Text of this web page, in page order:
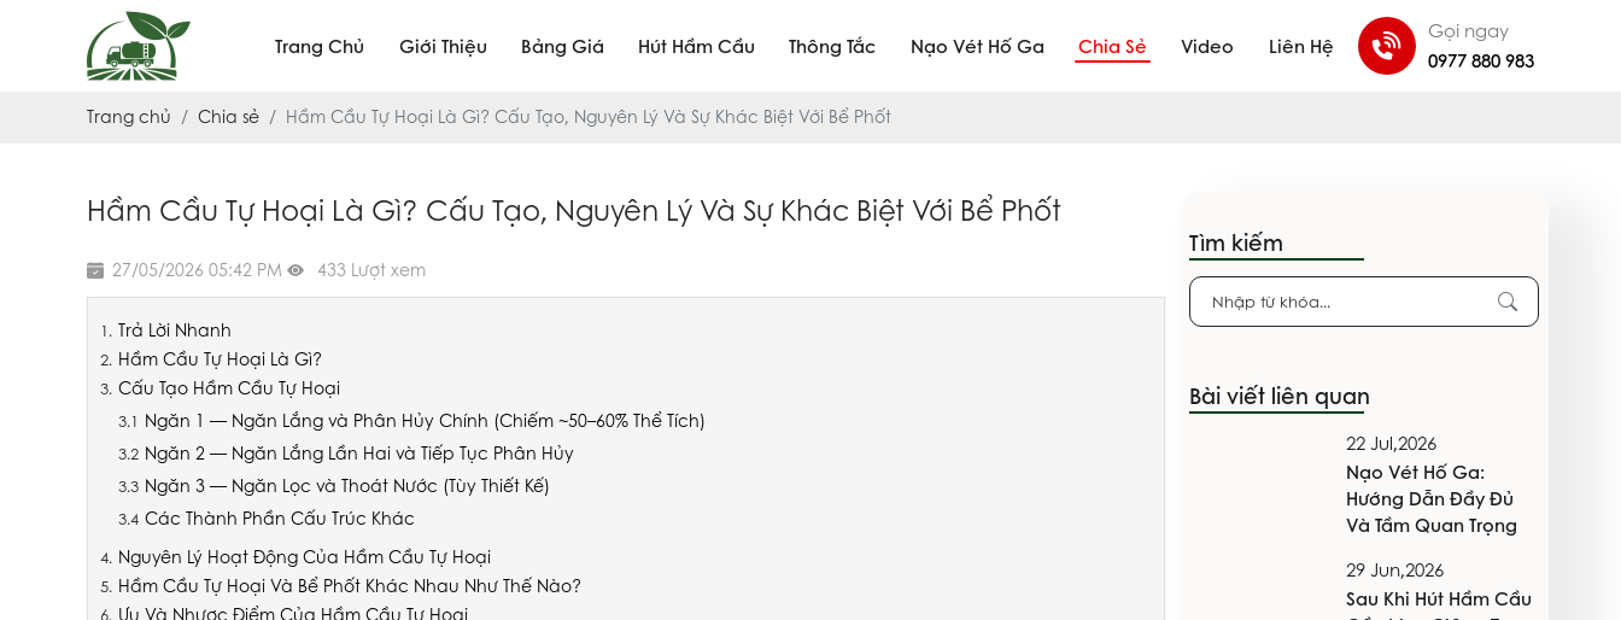
Trang Chủ Giới Thiệu Bảng Giá Hút Hầm Cầu Thông Tắc Nạo Vét Hố Ga Chia Sẻ Video Liên Hệ
Gọi ngay
0977 880 983
Trang chủ Chia sẻ Hầm Cầu Tự Hoại Là Gì? Cấu Tạo, Nguyên Lý Và Sự Khác Biệt Với Bể Phốt
Hầm Cầu Tự Hoại Là Gì? Cấu Tạo, Nguyên Lý Và Sự Khác Biệt Với Bể Phốt
27/05/2026 05:42 PM 433 Lượt xem
Trả Lời Nhanh
Hầm Cầu Tự Hoại Là Gì?
Cấu Tạo Hầm Cầu Tự Hoại
Ngăn 1 — Ngăn Lắng và Phân Hủy Chính (Chiếm ~50–60% Thể Tích)
Ngăn 2 — Ngăn Lắng Lần Hai và Tiếp Tục Phân Hủy
Ngăn 3 — Ngăn Lọc và Thoát Nước (Tùy Thiết Kế)
Các Thành Phần Cấu Trúc Khác
Nguyên Lý Hoạt Động Của Hầm Cầu Tự Hoại
Hầm Cầu Tự Hoại Và Bể Phốt Khác Nhau Như Thế Nào?
Ưu Và Nhược Điểm Của Hầm Cầu Tự Hoại
Tìm kiếm
Bài viết liên quan
22 Jul,2026
Nạo Vét Hố Ga:
Hướng Dẫn Đầy Đủ
Và Tầm Quan Trọng
29 Jun,2026
Sau Khi Hút Hầm Cầu